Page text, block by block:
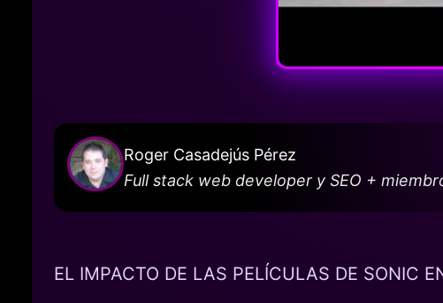
Roger Casadejús Pérez
Full stack web developer y SEO +
EL IMPACTO DE LAS PELÍCULAS DE SONIC